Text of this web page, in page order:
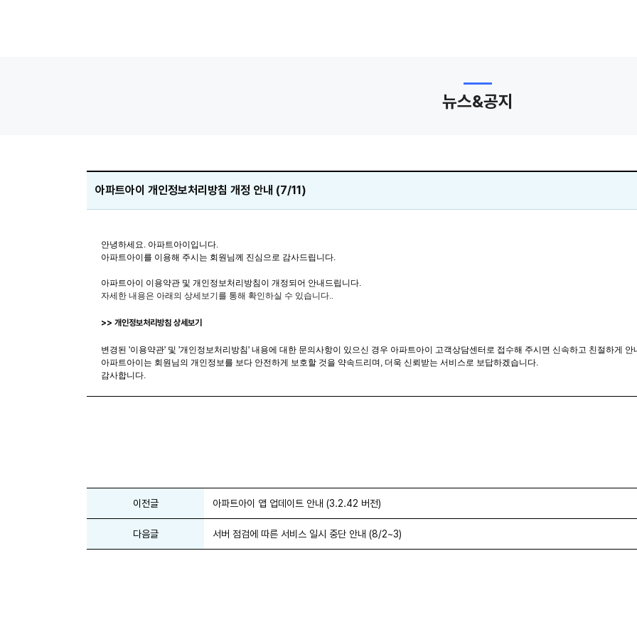
뉴스&공지
아파트아이 개인정보처리방침 개정 안내 (7/11)
안녕하세요. 아파트아이입니다.
아파트아이를 이용해 주시는 회원님께 진심으로 감사드립니다.
아파트아이 이용약관 및 개인정보처리방침이 개정되어 안내드립니다.
자세한 내용은 아래의 상세보기를 통해 확인하실 수 있습니다..
>> 개인정보처리방침 상세보기
변경된 '이용약관' 및 '개인정보처리방침' 내용에 대한 문의사항이 있으신 경우 아파트아이 고객상담센터로 접수해 주시면 신속하고 친절하게 안
아파트아이는 회원님의 개인정보를 보다 안전하게 보호할 것을 약속드리며, 더욱 신뢰받는 서비스로 보답하겠습니다.
감사합니다.
이전글 아파트아이 앱 업데이트 안내 (3.2.42 버전)
다음글 서버 점검에 따른 서비스 일시 중단 안내 (8/2~3)